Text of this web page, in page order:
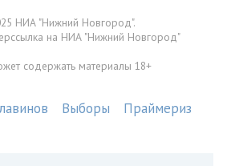
НИА "Нижний Новгород".
на НИА "Нижний Новгород"
содержать материалы 18+
Выборы Праймериз